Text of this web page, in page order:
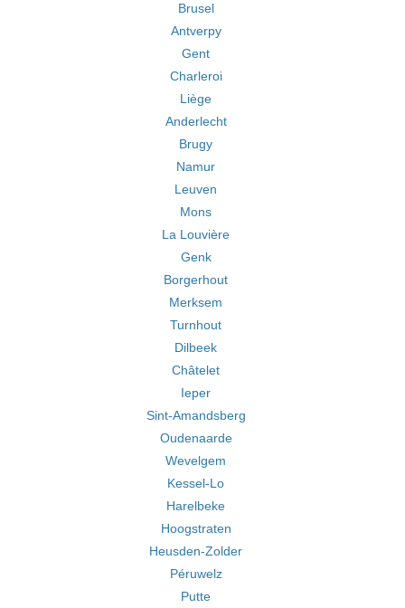
Brusel
Antverpy
Gent
Charleroi
Liège
Anderlecht
Brugy
Namur
Leuven
Mons
La Louvière
Genk
Borgerhout
Merksem
Turnhout
Dilbeek
Châtelet
Ieper
Sint-Amandsberg
Oudenaarde
Wevelgem
Kessel-Lo
Harelbeke
Hoogstraten
Heusden-Zolder
Péruwelz
Putte